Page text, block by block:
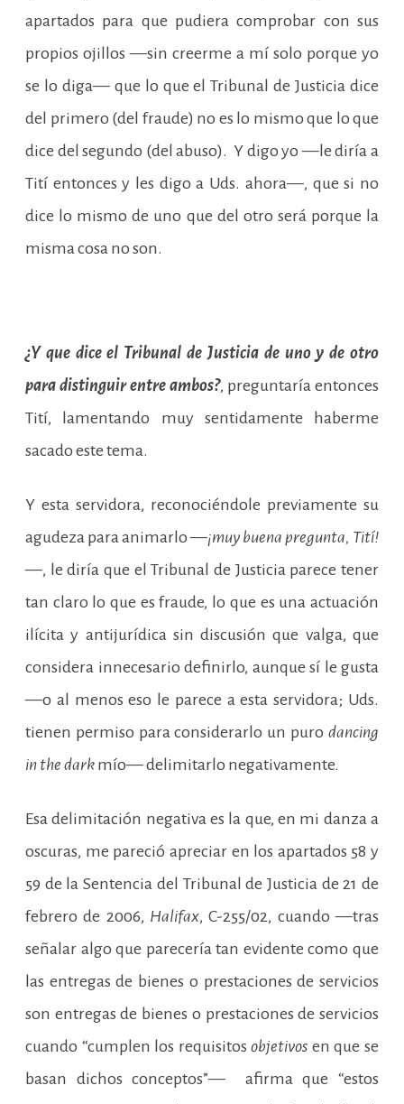
apartados para que pudiera comprobar con sus
propios ojillos —sin creerme a mí solo porque yo
se lo diga— que lo que el Tribunal de Justicia dice
del primero (del fraude) no es lo mismo que lo que
dice del segundo (del abuso). Y digo yo —le diría a
Tití entonces y les digo a Uds. ahora—, que si no
dice lo mismo de uno que del otro será porque la
misma cosa no son.
¿Y que dice el Tribunal de Justicia de uno y de otro
para distinguir entre ambos?, preguntaría entonces
Tití, lamentando muy sentidamente haberme
sacado este tema.
Y esta servidora, reconociéndole previamente su
agudeza para animarlo —¡muy buena pregunta, Tití!
—, le diría que el Tribunal de Justicia parece tener
tan claro lo que es fraude, lo que es una actuación
ilícita y antijurídica sin discusión que valga, que
considera innecesario definirlo, aunque sí le gusta
—o al menos eso le parece a esta servidora; Uds.
tienen permiso para considerarlo un puro dancing
in the dark mío— delimitarlo negativamente.
Esa delimitación negativa es la que, en mi danza a
oscuras, me pareció apreciar en los apartados 58 y
59 de la Sentencia del Tribunal de Justicia de 21 de
febrero de 2006, Halifax, C-255/02, cuando —tras
señalar algo que parecería tan evidente como que
las entregas de bienes o prestaciones de servicios
son entregas de bienes o prestaciones de servicios
cuando “cumplen los requisitosobjetivos en que se
basan dichos conceptos”— afirma que “estos